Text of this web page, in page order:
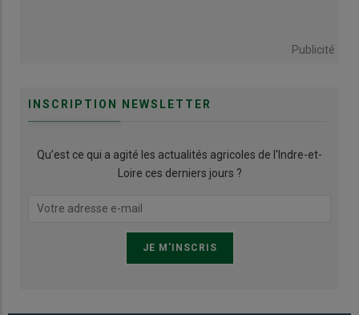
Publicité
INSCRIPTION NEWSLETTER
Qu’est ce qui a agité les actualités agricoles de l'Indre-et-
Loire ces derniers jours ?